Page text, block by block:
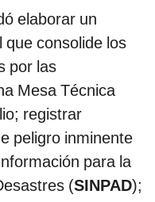
elaborar un
consolide los
por las
Mesa Técnica
registrar
peligro inminente
para la
(SINPAD);